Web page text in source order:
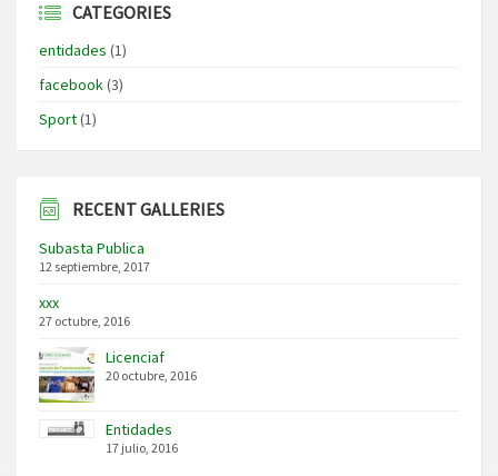
CATEGORIES
entidades (1)
facebook(3)
Sport(1)
RECENT GALLERIES
Subasta Publica
12 septiembre, 2017
xxx
27 octubre, 2016
Licenciaf
20 octubre, 2016
Entidades
17 julio, 2016